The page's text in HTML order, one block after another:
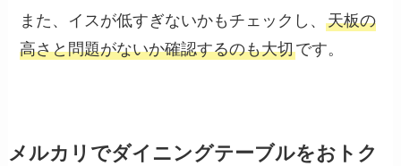
また、イスが低すぎないかもチェックし、天板の
高さと問題がないか確認するのも大切です。
メルカリでダイニングテーブルをおトク